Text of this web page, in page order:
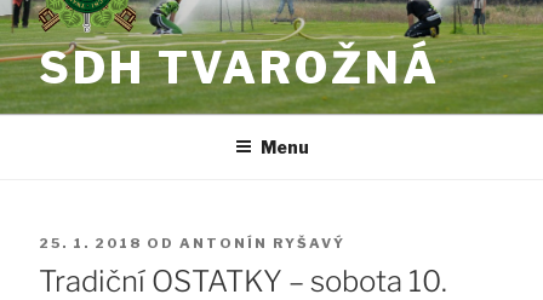
webu
SDH TVAROŽNÁ
Menu
PUBLIKOVÁNO
25. 1. 2018 OD ANTONÍN RYŠAVÝ
Tradiční OSTATKY – sobota 10.